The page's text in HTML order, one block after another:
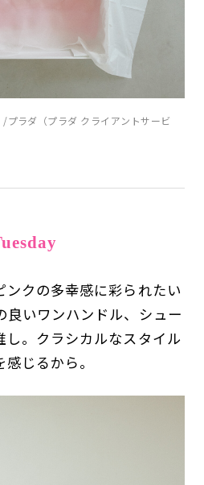
プラダ（プラダ クライアントサービ
ンクの多幸感に彩られたい
良いワンハンドル、シュー
し。クラシカルなスタイル
じるから。